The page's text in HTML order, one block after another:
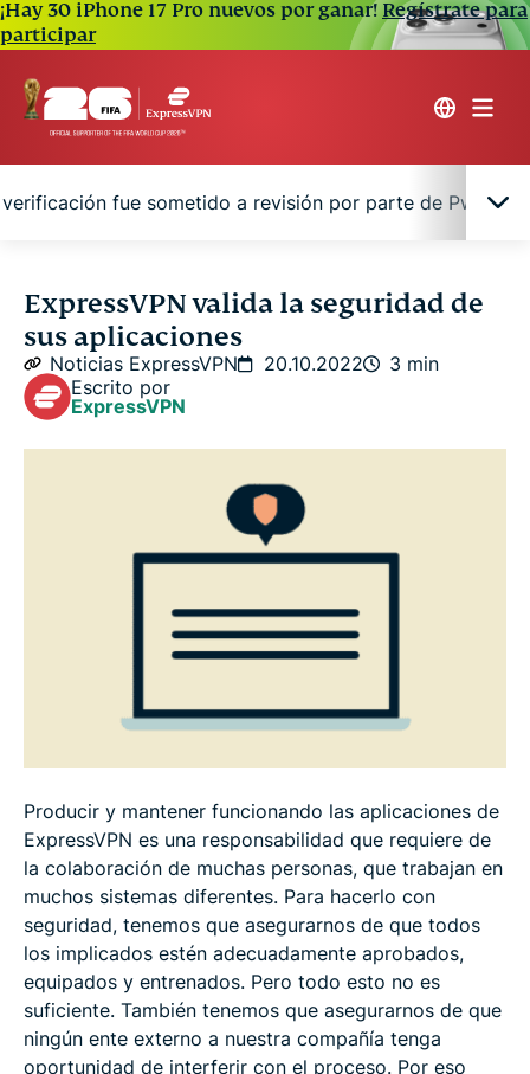
¡Hay 30 iPhone 17 Pro nuevos por ganar!Regístrate para
participar
fue sometido a revisión por parte de PwC
Minimizar el riesgo de contaminación
Nuestro proceso de verificación fue sometido a
revisión por parte de PwC Switzerland
Mitigando las preocupaciones de seguridad
ExpressVPN valida la seguridad de
sus aplicaciones
Noticias ExpressVPN 20.10.2022
3 min
Escrito por
ExpressVPN
Producir y mantener funcionando las aplicaciones de
ExpressVPN es una responsabilidad que requiere de
la colaboración de muchas personas, que trabajan en
muchos sistemas diferentes. Para hacerlo con
seguridad, tenemos que asegurarnos de que todos
los implicados estén adecuadamente aprobados,
equipados y entrenados. Pero todo esto no es
suficiente. También tenemos que asegurarnos de que
ningún ente externo a nuestra compañía tenga
oportunidad de interferir con el proceso. Por eso